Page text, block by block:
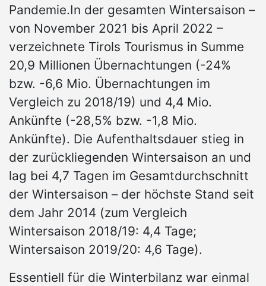
Pandemie.In der gesamten Wintersaison –
von November 2021 bis April 2022 –
verzeichnete Tirols Tourismus in Summe
20,9 Millionen Übernachtungen (-24%
bzw. -6,6 Mio. Übernachtungen im
Vergleich zu 2018/19) und 4,4 Mio.
Ankünfte (-28,5% bzw. -1,8 Mio.
Ankünfte). Die Aufenthaltsdauer stieg in
der zurückliegenden Wintersaison an und
lag bei 4,7 Tagen im Gesamtdurchschnitt
der Wintersaison – der höchste Stand seit
dem Jahr 2014 (zum Vergleich
Wintersaison 2018/19: 4,4 Tage;
Wintersaison 2019/20: 4,6 Tage).
Essentiell für die Winterbilanz war einmal